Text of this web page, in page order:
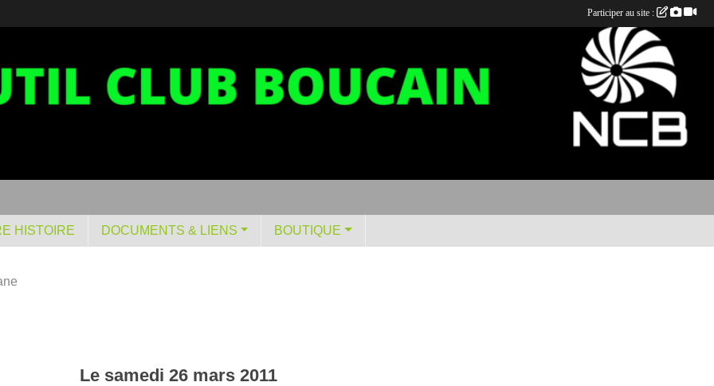
HISTOIRE DOCUMENTS & LIENS BOUTIQUE
Le samedi 26 mars 2011
Participer au site :